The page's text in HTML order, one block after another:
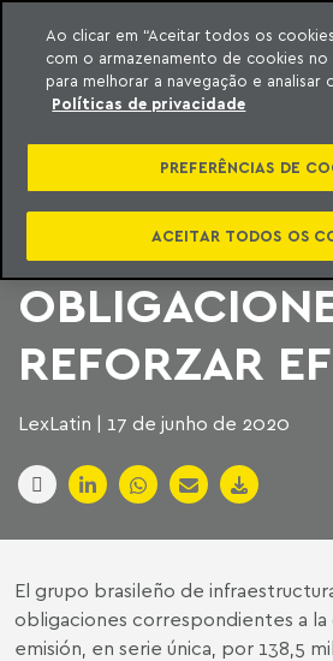
o conteúdo
Machado Meyer
GRUPO
CCR USA
EMISIÓN DE
REFORZAR
LexLatin | 17 de junho de 2020
El grupo brasileño de
obligaciones correspondientes a
emisión, en serie única, por 138,5
Ao clicar em “Aceitar todos os
com o armazenamento de cookies no
para melhorar a navegação e analisar
Políticas de privacidade
PREFERÊNCIAS DE
ACEITAR TODOS OS